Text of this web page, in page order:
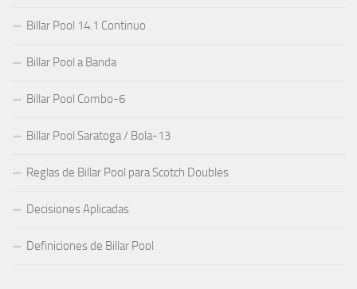
Billar Pool 14.1 Continuo
Billar Pool a Banda
Billar Pool Combo-6
Billar Pool Saratoga / Bola-13
Reglas de Billar Pool para Scotch Doubles
Decisiones Aplicadas
Definiciones de Billar Pool